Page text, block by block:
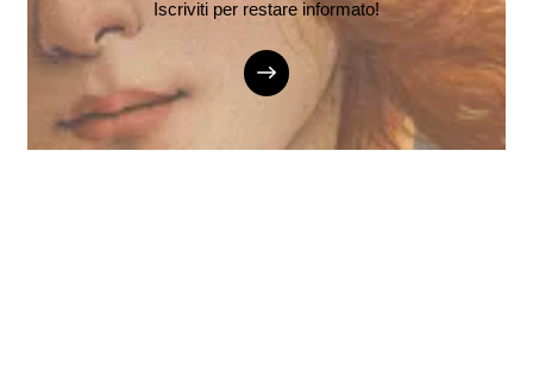
Iscriviti per restare informato!